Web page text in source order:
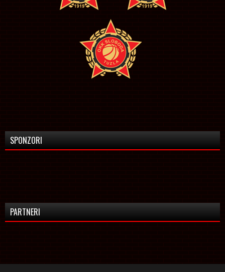
SPONZORI
PARTNERI